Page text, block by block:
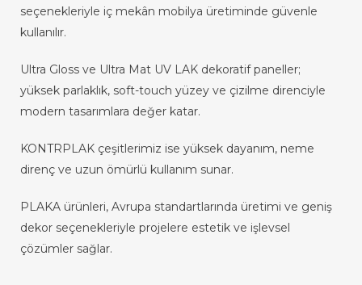
seçenekleriyle iç mekân mobilya üretiminde güvenle
kullanılır.
Ultra Gloss ve Ultra Mat UV LAK dekoratif paneller;
yüksek parlaklık, soft-touch yüzey ve çizilme direnciyle
modern tasarımlara değer katar.
KONTRPLAK çeşitlerimiz ise yüksek dayanım, neme
direnç ve uzun ömürlü kullanım sunar.
PLAKA ürünleri, Avrupa standartlarında üretimi ve geniş
dekor seçenekleriyle projelere estetik ve işlevsel
çözümler sağlar.